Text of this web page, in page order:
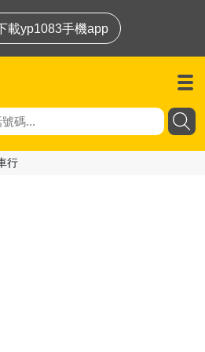
載yp1083手機app
行